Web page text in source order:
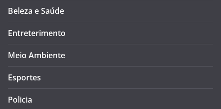
Beleza e Saúde
Entreterimento
Meio Ambiente
Esportes
Policia